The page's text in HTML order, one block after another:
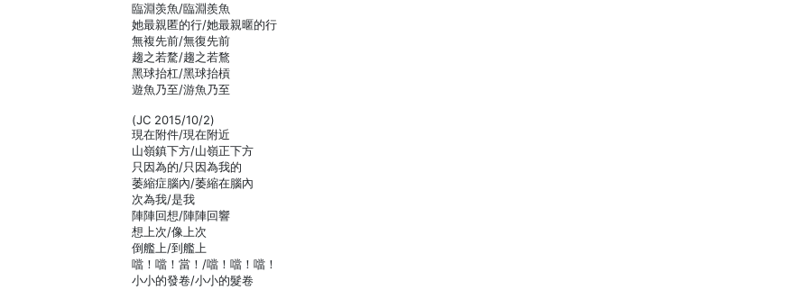
臨淵羡魚/臨淵羨魚
她最親匿的行/她最親暱的行
無複先前/無復先前
趨之若騖/趨之若鶩
黑球抬杠/黑球抬槓
遊魚乃至/游魚乃至
(JC 2015/10/2)
現在附件/現在附近
山嶺鎮下方/山嶺正下方
只因為的/只因為我的
萎縮症腦內/萎縮在腦內
次為我/是我
陣陣回想/陣陣回響
想上次/像上次
倒艦上/到艦上
噹！噹！當！/噹！噹！噹！
小小的發卷/小小的髮卷